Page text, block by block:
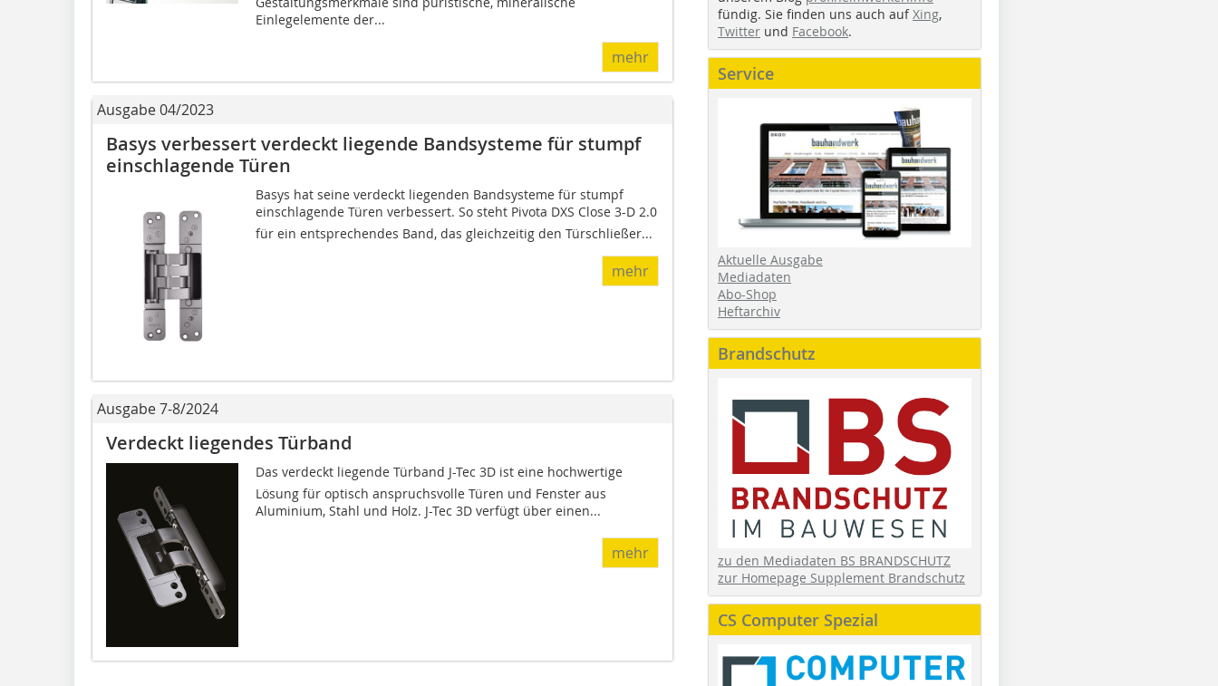
Einlegelemente der...
mehr
Ausgabe 04/2023
Basys verbessert verdeckt liegende Bandsysteme für stumpf
einschla­gende Türen
Basys hat seine verdeckt liegenden Bandsysteme für stumpf
einschla­gende Türen verbessert. So steht Pivota DXS Close 3-D 2.0
für ein entsprechendes Band, das gleichzeitig den Türschließer...
mehr
Ausgabe 7-8/2024
Verdeckt liegendes Türband
Das verdeckt liegende Türband J-Tec 3D ist eine hochwertige
Lösung für optisch anspruchsvolle Türen und Fenster aus
Aluminium, Stahl und Holz. J-Tec 3D verfügt über einen...
mehr
fündig. Sie finden uns auch aufXing,
Twitter und Facebook.
Service
Aktuelle Ausgabe
Mediadaten
Abo-Shop
Heftarchiv
Brandschutz
zu den Mediadaten BS BRANDSCHUTZ
zur Homepage Supplement Brandschutz
CS Computer Spezial